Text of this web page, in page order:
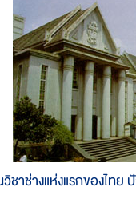
นวิชาช่างแห่งแรกของไ